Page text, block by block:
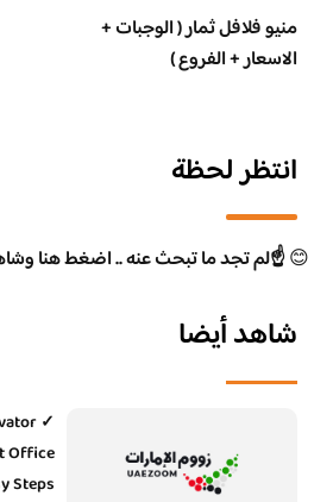
منيو فلافل ثمار ( الوجبات +
الاسعار + الفروع )
انتظر لحظة
😊☝️لم تجد ما تبحث عنه .. اضغط هنا
شاهد أيضا
✓
Office
Steps